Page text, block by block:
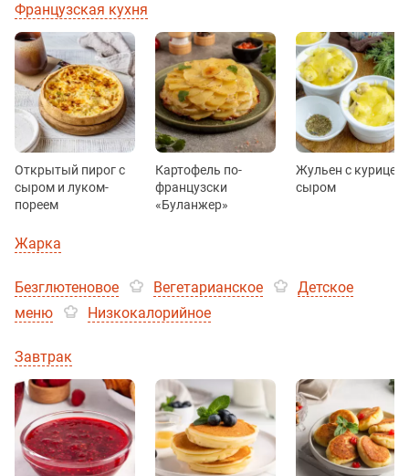
Французская кухня
Открытый пирог с
сыром и луком-
пореем
Картофель по-
французски
«Буланжер»
Жульен с курицей
сыром
Жарка
Безглютеновое Вегетарианское
Детское
меню
Низкокалорийное
Завтрак